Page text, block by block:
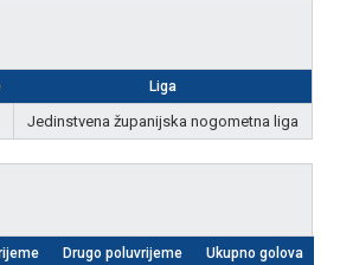
Liga
Jedinstvena županijska nogometna liga
Drugo poluvrijeme Ukupno golova